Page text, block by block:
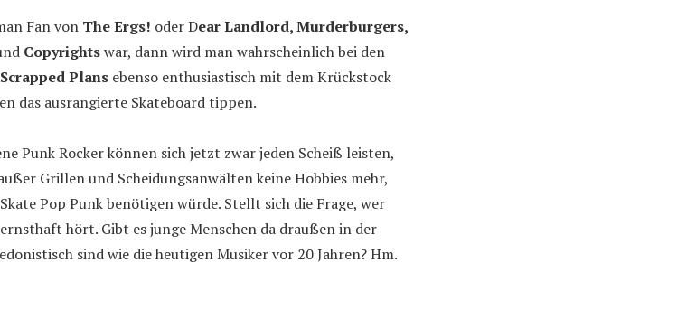
Fan von The Ergs! oder Dear Landlord, Murderburgers,
Copyrightswar, dann wird man wahrscheinlich bei den
Scrapped Plans ebenso enthusiastisch mit dem Krückstock
das ausrangierte Skateboard tippen.
Punk Rocker können sich jetzt zwar jeden Scheiß leisten,
Grillen und Scheidungsanwälten keine Hobbies mehr,
Pop Punk benötigen würde. Stellt sich die Frage, wer
hört. Gibt es junge Menschen da draußen in der
sind wie die heutigen Musiker vor 20 Jahren? Hm.